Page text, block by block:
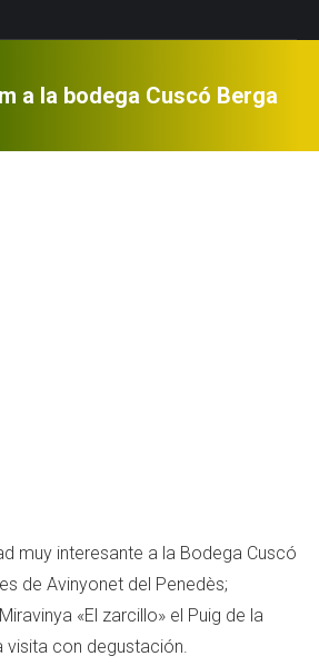
a la bodega Cuscó Berga
muy interesante a la Bodega Cuscó
de Avinyonet del Penedès;
«El zarcillo» el Puig de la
visita con degustación.